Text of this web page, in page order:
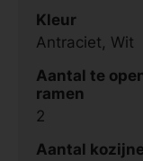
Kleur
Antraciet, Wit
Aantal te
ramen
2
Aantal